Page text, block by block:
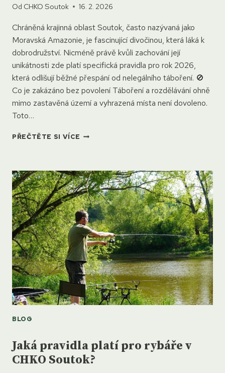
Od CHKO Soutok 16. 2. 2026
Chráněná krajinná oblast Soutok, často nazývaná jako
Moravská Amazonie, je fascinující divočinou, která láká k
dobrodružství. Nicméně právě kvůli zachování její
unikátnosti zde platí specifická pravidla pro rok 2026,
která odlišují běžné přespání od nelegálního táboření. 🚫
Co je zakázáno bez povolení Táboření a rozdělávání ohně
mimo zastavěná území a vyhrazená místa není dovoleno.
Toto…
PŘEČTĚTE SI VÍCE TÁBOŘENÍ
–
CO
POTŘEBUJEŠ
VĚDĚT
BLOG
Jaká pravidla platí pro rybáře v
CHKO Soutok?